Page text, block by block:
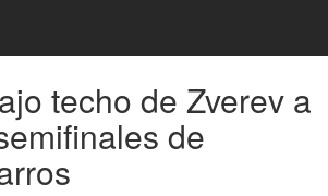
techo de Zverev a
de